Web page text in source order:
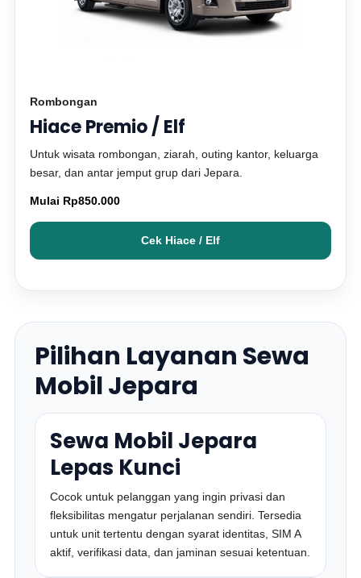
Rombongan
Hiace Premio / Elf
Untuk wisata rombongan, ziarah, outing kantor, keluarga
besar, dan antar jemput grup dari Jepara.
Mulai Rp850.000
Cek Hiace / Elf
Pilihan Layanan Sewa
Mobil Jepara
Sewa Mobil Jepara
Lepas Kunci
Cocok untuk pelanggan yang ingin privasi dan
fleksibilitas mengatur perjalanan sendiri. Tersedia
untuk unit tertentu dengan syarat identitas, SIM A
aktif, verifikasi data, dan jaminan sesuai ketentuan.